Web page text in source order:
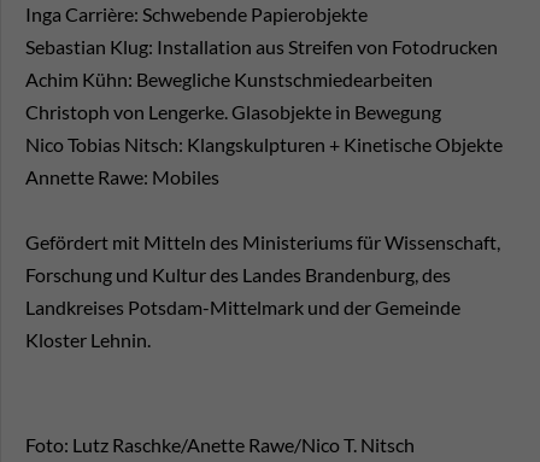
Inga Carrière: Schwebende Papierobjekte
Sebastian Klug: Installation aus Streifen von Fotodrucken
Achim Kühn: Bewegliche Kunstschmiedearbeiten
Christoph von Lengerke. Glasobjekte in Bewegung
Nico Tobias Nitsch: Klangskulpturen + Kinetische Objekte
Annette Rawe: Mobiles
Gefördert mit Mitteln des Ministeriums für Wissenschaft,
Forschung und Kultur des Landes Brandenburg, des
Landkreises Potsdam-Mittelmark und der Gemeinde
Kloster Lehnin.
Foto: Lutz Raschke/Anette Rawe/Nico T. Nitsch